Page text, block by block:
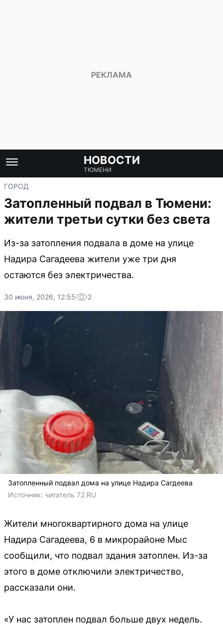
НОВОСТИ
ТЮМЕНИ
ГОРОД
Затопленный подвал в Тюмени:
жители третьи сутки без света
Из-за затопления подвала в доме на улице
Надира Сагадеева жители уже три дня
остаются без электричества.
30 июня, 2026, 12:55 2
Затопленный подвал дома на улице Надира Сагдеева
Источник: читатель 72.RU
Жители многоквартирного дома на улице
Надира Сагадеева, 6 в микрорайоне Мыс
сообщили, что подвал здания затоплен. Из-за
этого в доме отключили электричество,
рассказали они.
«У нас затоплен подвал больше двух недель.